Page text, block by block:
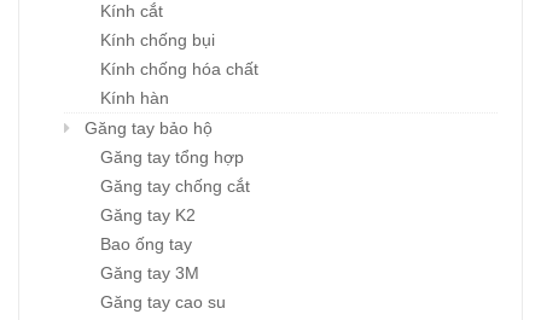
Kính cắt
Kính chống bụi
Kính chống hóa chất
Kính hàn
Găng tay bảo hộ
Găng tay tổng hợp
Găng tay chống cắt
Găng tay K2
Bao ống tay
Găng tay 3M
Găng tay cao su